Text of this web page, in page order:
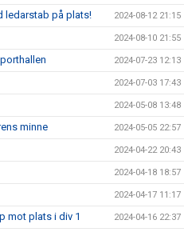
ledarstab på plats! 2024-08-12 21:15
2024-08-10 21:55
2024-07-23 12:13
2024-07-03 17:43
2024-05-08 13:48
minne 2024-05-05 22:57
2024-04-22 20:43
2024-04-18 18:57
2024-04-17 11:17
mot plats i div 1 2024-04-16 22:37